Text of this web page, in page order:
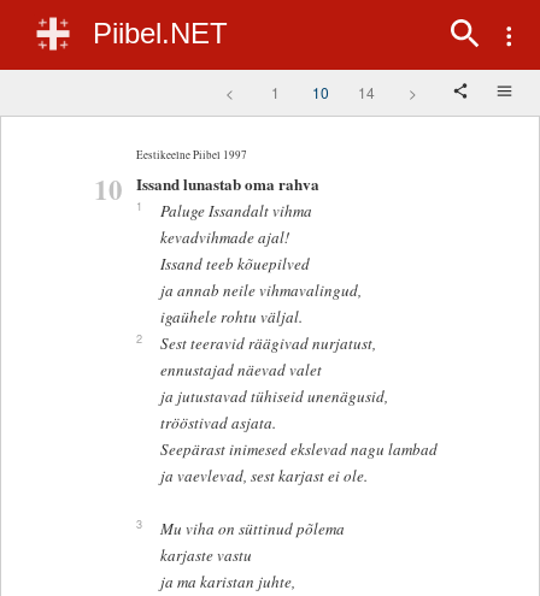
Piibel.NET
< 1 10 14 >
Eestikeelne Piibel 1997
10 Issand lunastab oma rahva
1
Paluge Issandalt vihma
kevadvihmade ajal!
Issand teeb kõuepilved
ja annab neile vihmavalingud,
igaühele rohtu väljal.
2
Sest teeravid räägivad nurjatust,
ennustajad näevad valet
ja jutustavad tühiseid unenägusid,
trööstivad asjata.
Seepärast inimesed ekslevad nagu lambad
ja vaevlevad, sest karjast ei ole.
3
Mu viha on süttinud põlema
karjaste vastu
ja ma karistan juhte,